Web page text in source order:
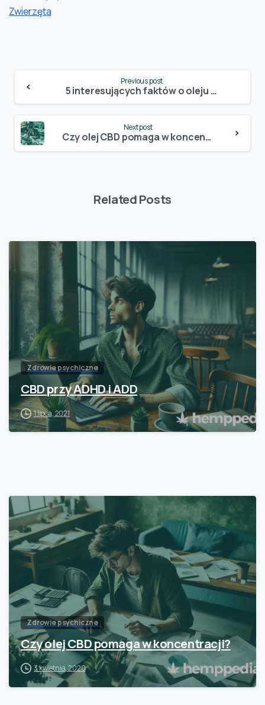
Zwierzęta
Reading
Previous post
5 interesujących faktów o oleju CBD
Next post
Czy olej CBD pomaga w koncentracji?
Related Posts
Zdrowie psychiczne
CBD przy ADHD i ADD
1 lipca, 2021
Zdrowie psychiczne
Czy olej CBD pomaga w koncentracji?
3 kwietnia, 2020